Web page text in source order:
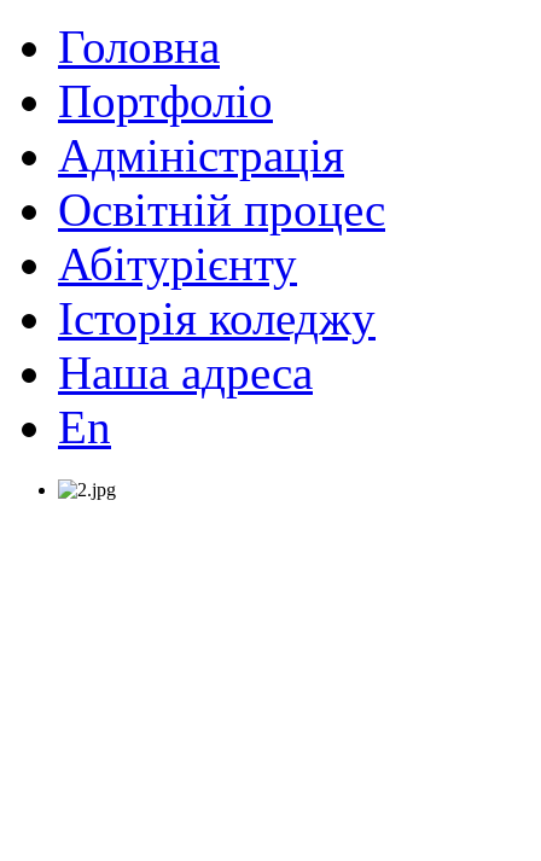
Головна
Портфоліо
Адміністрація
Освітній процес
Абітурієнту
Історія коледжу
Наша адреса
En